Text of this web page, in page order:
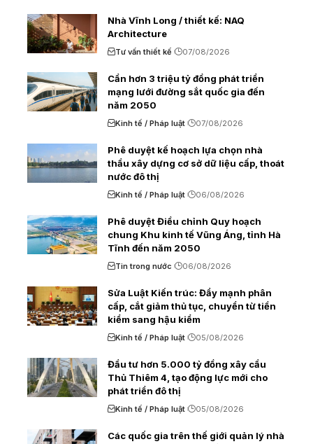
Nhà Vĩnh Long / thiết kế: NAQ
Architecture
Tư vấn thiết kế 07/08/2026
Cần hơn 3 triệu tỷ đồng phát triển
mạng lưới đường sắt quốc gia đến
năm 2050
Kinh tế / Pháp luật 07/08/2026
Phê duyệt kế hoạch lựa chọn nhà
thầu xây dựng cơ sở dữ liệu cấp, thoát
nước đô thị
Kinh tế / Pháp luật 06/08/2026
Phê duyệt Điều chỉnh Quy hoạch
chung Khu kinh tế Vũng Áng, tỉnh Hà
Tĩnh đến năm 2050
Tin trong nước 06/08/2026
Sửa Luật Kiến trúc: Đẩy mạnh phân
cấp, cắt giảm thủ tục, chuyển từ tiền
kiểm sang hậu kiểm
Kinh tế / Pháp luật 05/08/2026
Đầu tư hơn 5.000 tỷ đồng xây cầu
Thủ Thiêm 4, tạo động lực mới cho
phát triển đô thị
Kinh tế / Pháp luật 05/08/2026
Các quốc gia trên thế giới quản lý nhà